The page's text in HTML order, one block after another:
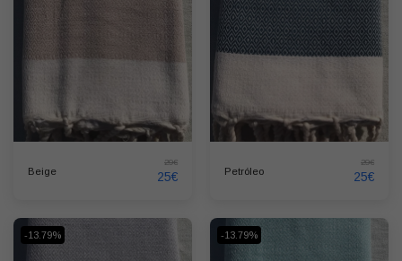
Beige
29€
25€ Petróleo
29€
25€
-13.79% -13.79%